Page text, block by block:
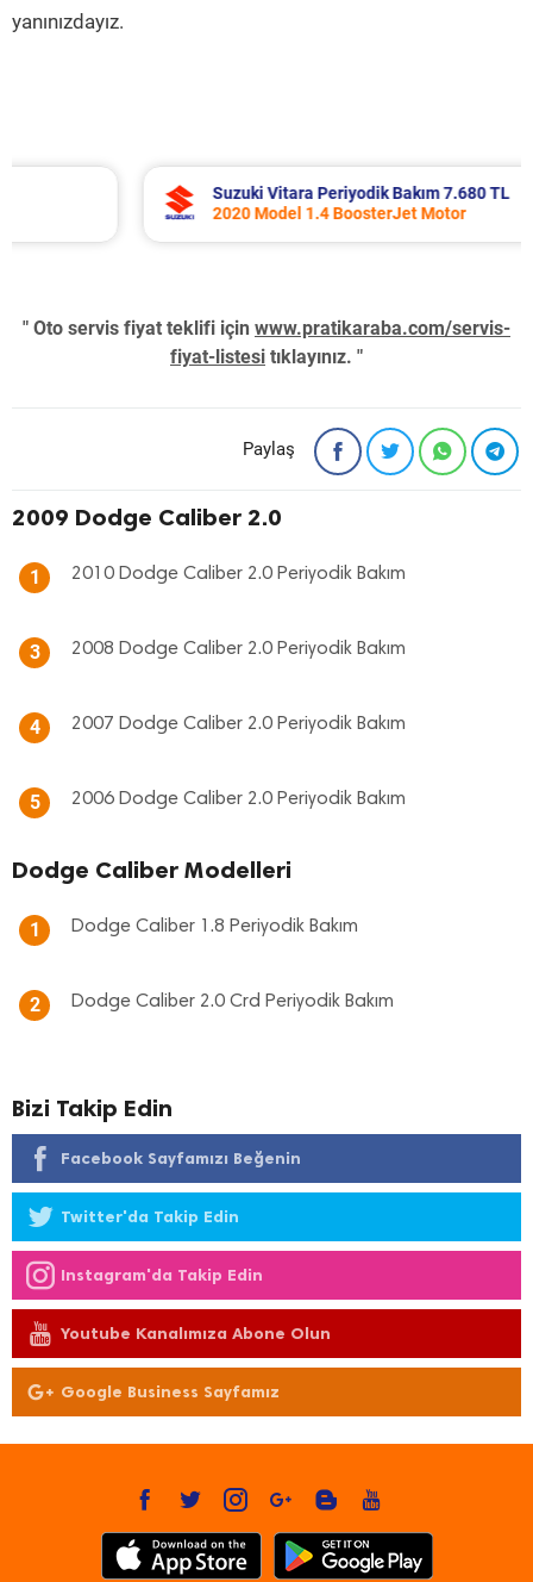
yanınızdayız.
Suzuki Vitara Periyodik Bakım 7.680 TL
2020 Model 1.4 BoosterJet Motor
" Oto servis fiyat teklifi için www.pratikaraba.com/servis-
fiyat-listesi tıklayınız. "
Paylaş
2009 Dodge Caliber 2.0
1 2010 Dodge Caliber 2.0 Periyodik Bakım
3 2008 Dodge Caliber 2.0 Periyodik Bakım
4 2007 Dodge Caliber 2.0 Periyodik Bakım
5 2006 Dodge Caliber 2.0 Periyodik Bakım
Dodge Caliber Modelleri
1 Dodge Caliber 1.8 Periyodik Bakım
2 Dodge Caliber 2.0 Crd Periyodik Bakım
Bizi Takip Edin
Facebook Sayfamızı Beğenin
Twitter'da Takip Edin
Instagram'da Takip Edin
Youtube Kanalımıza Abone Olun
Google Business Sayfamız